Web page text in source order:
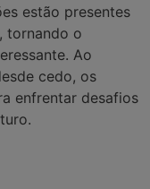
estão presentes
tornando o
Ao
cedo, os
enfrentar desafios